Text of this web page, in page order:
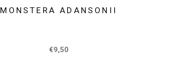
MONSTERA ADANSONII
€9,50